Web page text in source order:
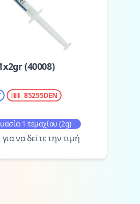
(40008)
85255DEN
1 τεμαχίου (2g)
να δείτε την τιμή